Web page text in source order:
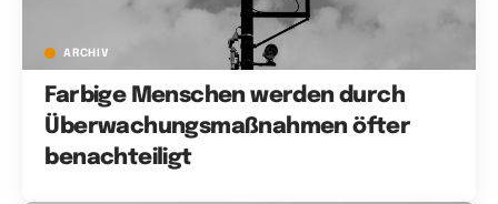
ARCHIV
Farbige Menschen werden durch
Überwachungsmaßnahmen öfter
benachteiligt